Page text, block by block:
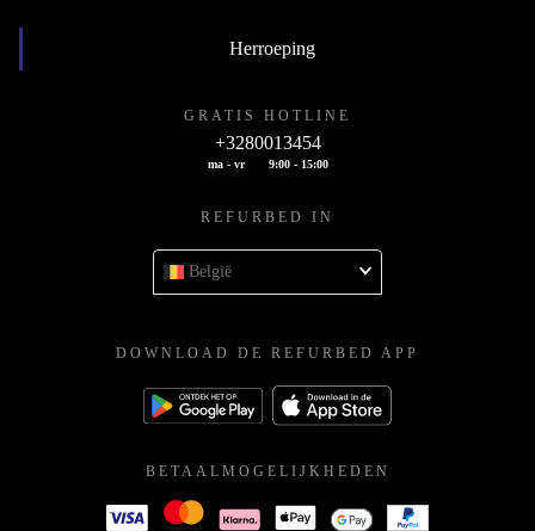
Herroeping
GRATIS HOTLINE
+3280013454
ma - vr 9:00 - 15:00
REFURBED IN
België
DOWNLOAD DE REFURBED APP
BETAALMOGELIJKHEDEN